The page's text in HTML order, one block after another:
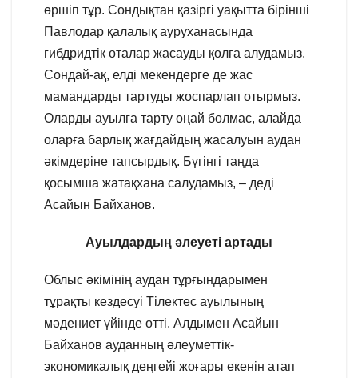
өршіп тұр. Сондықтан қазіргі уақытта бірінші
Павлодар қалалық ауруханасында
гибдридтік оталар жасауды қолға алудамыз.
Сондай-ақ, елді мекендерге де жас
мамандарды тартуды жоспарлап отырмыз.
Оларды ауылға тарту оңай болмас, алайда
оларға барлық жағдайдың жасалуын аудан
әкімдеріне тапсырдық. Бүгінгі таңда
қосымша жатақхана салудамыз, – деді
Асайын Байханов.
Ауылдардың әлеуеті артады
Облыс әкімінің аудан тұрғындарымен
тұрақты кездесуі Тілектес ауылының
мәдениет үйінде өтті. Алдымен Асайын
Байханов ауданның әлеуметтік-
экономикалық деңгейі жоғары екенін атап